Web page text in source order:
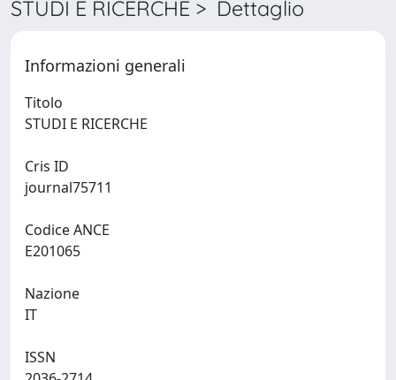
STUDI E RICERCHE > Dettaglio
Informazioni generali
Titolo
Cris ID
Codice ANCE
Nazione
ISSN